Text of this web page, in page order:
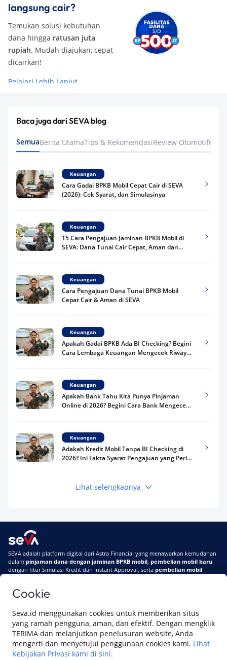
Cookie
Seva.id menggunakan cookies untuk memberikan situs
yang ramah pengguna, aman, dan efektif. Dengan mengklik
TERIMA dan melanjutkan penelusuran website, Anda
mengerti dan menyetujui penggunaan cookies kami. Lihat
Kebijakan Privasi kami di sini.
langsung cair?
Temukan solusi kebutuhan
dana hingga ratusan juta
rupiah. Mudah diajukan, cepat
dicairkan!
Pelajari Lebih Lanjut
Baca juga dari SEVA blog
SemuaBerita UtamaTips & RekomendasiReview Otomotif
Keuangan
Cara Gadai BPKB Mobil Cepat Cair di SEVA
(2026): Cek Syarat, dan Simulasinya
Keuangan
15 Cara Pengajuan Jaminan BPKB Mobil di
SEVA: Dana Tunai Cair Cepat, Aman dan
Keuangan
Cara Pengajuan Dana Tunai BPKB Mobil
Cepat Cair & Aman di SEVA
Keuangan
Apakah Gadai BPKB Ada BI Checking? Begini
Cara Lembaga Keuangan Mengecek Riwayat
Keuangan
Apakah Bank Tahu Kita Punya Pinjaman
Online di 2026? Begini Cara Bank Mengecek
Keuangan
Adakah Kredit Mobil Tanpa BI Checking di
2026? Ini Fakta Syarat Pengajuan yang Perlu
Keuangan
Terpercaya
Telat Bayar Pinjol 2 Hari, Apakah Langsung
Masuk BI Checking? Simak Peraturan
Terbarunya di 2026
Lihat selengkapnya
SEVA adalah platform digital dari Astra Financial yang menawarkan kemudahan
dalam pinjaman dana dengan jaminan BPKB mobil pembelian mobil baru
dengan fitur Simulasi Kredit dan Instant Approval, serta pembelian mobil
Di SEVA #UrusanMobilSegampangItu
Tentang SEVASyarat & Ketentuan
Pemberitahuan Privasi